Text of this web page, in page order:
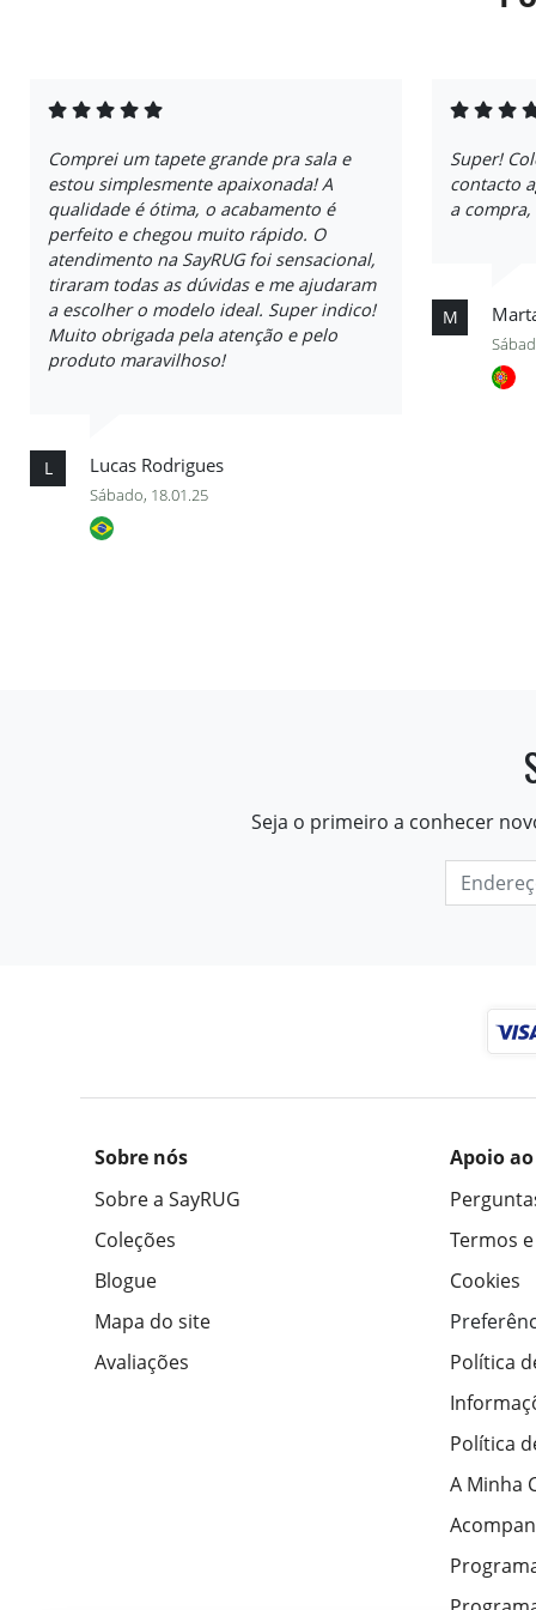
Comprei um tapete grande pra sala e
estou simplesmente apaixonada! A
qualidade é ótima, o acabamento é
perfeito e chegou muito rápido. O
atendimento na SayRUG foi sensacional,
tiraram todas as dúvidas e me ajudaram
a escolher o modelo ideal. Super indico!
Muito obrigada pela atenção e pelo
produto maravilhoso!
L Lucas Rodrigues
Sábado, 18.01.25
Super!
contacto
a
M
Seja o primeiro a conhecer
Sobre nós
Sobre a SayRUG
Coleções
Blogue
Mapa do site
Avaliações
Apoio
Termos
Cookies
Política
Política
A Minha